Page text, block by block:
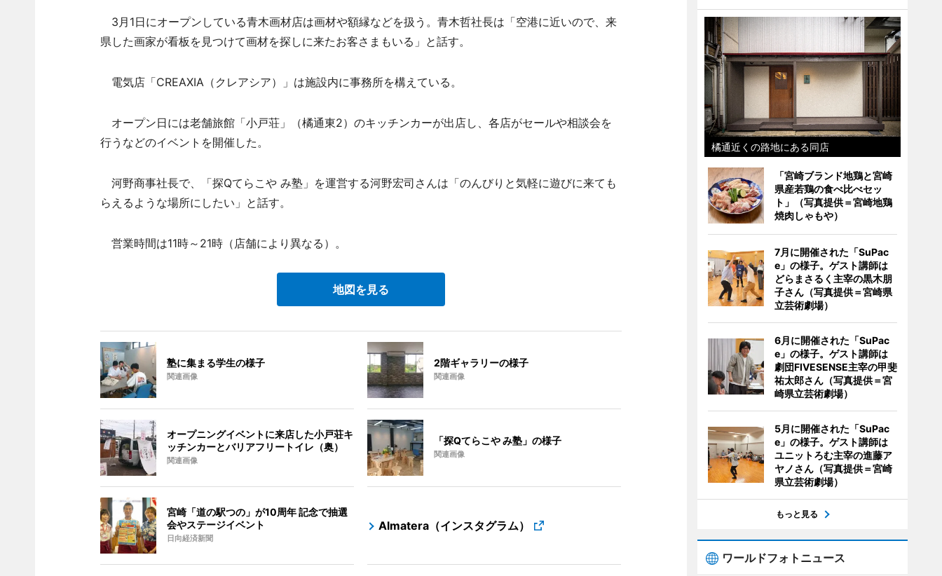
3月1日にオープンしている青木画材店は画材や額縁などを扱う。青木哲社長は「空港に近いので、来
県した画家が看板を見つけて画材を探しに来たお客さまもいる」と話す。
電気店「CREAXIA（クレアシア）」は施設内に事務所を構えている。
オープン日には老舗旅館「小戸荘」（橘通東2）のキッチンカーが出店し、各店がセールや相談会を
行うなどのイベントを開催した。
河野商事社長で、「探Qてらこや み塾」を運営する河野宏司さんは「のんびりと気軽に遊びに来ても
らえるような場所にしたい」と話す。
営業時間は11時～21時（店舗により異なる）。
地図を見る
塾に集まる学生の様子
関連画像
2階ギャラリーの様子
関連画像
オープニングイベントに来店した小戸荘キ
ッチンカーとバリアフリートイレ（奥）
関連画像
「探Qてらこや み塾」の様子
関連画像
宮崎「道の駅つの」が10周年 記念で抽選
会やステージイベント
日向経済新聞
Almatera（インスタグラム）
橘通近くの路地にある同店
「宮崎ブランド地鶏と宮崎
県産若鶏の食べ比べセッ
ト」（写真提供＝宮崎地鶏
焼肉しゃもや）
7月に開催された「SuPac
e」の様子。ゲスト講師は
どらまさるく主宰の黒木朋
子さん（写真提供＝宮崎県
立芸術劇場）
6月に開催された「SuPac
e」の様子。ゲスト講師は
劇団FIVESENSE主宰の甲斐
祐太郎さん（写真提供＝宮
崎県立芸術劇場）
5月に開催された「SuPac
e」の様子。ゲスト講師は
ユニットろむ主宰の進藤ア
ヤノさん（写真提供＝宮崎
県立芸術劇場）
もっと見る
ワールドフォトニュース